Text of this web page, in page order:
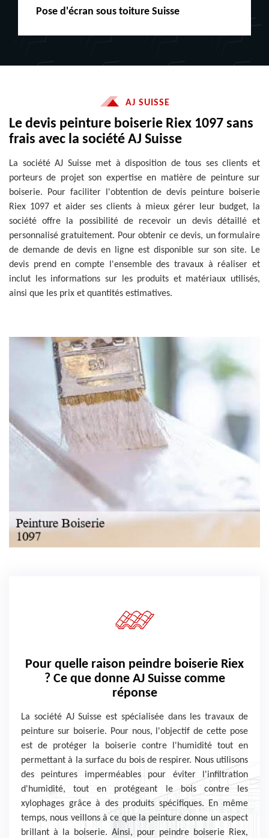
Peinture boiserie LE
AJ SUISSE
Le devis peinture boiserie Riex 1097 sans
frais avec la société AJ Suisse
La société AJ Suisse met à disposition de tous ses clients et
porteurs de projet son expertise en matière de peinture sur
boiserie. Pour faciliter l'obtention de devis peinture boiserie
Riex 1097 et aider ses clients à mieux gérer leur budget, la
société offre la possibilité de recevoir un devis détaillé et
personnalisé gratuitement. Pour obtenir ce devis, un formulaire
de demande de devis en ligne est disponible sur son site. Le
devis prend en compte l'ensemble des travaux à réaliser et
inclut les informations sur les produits et matériaux utilisés,
ainsi que les prix et quantités estimatives.
Pour quelle raison peindre boiserie Riex
? Ce que donne AJ Suisse comme
réponse
La société AJ Suisse est spécialisée dans les travaux de
peinture sur boiserie. Pour nous, l'objectif de cette pose
est de protéger la boiserie contre l'humidité tout en
permettant à la surface du bois de respirer. Nous utilisons
des peintures imperméables pour éviter l'infiltration
d'humidité, tout en protégeant le bois contre les
xylophages grâce à des produits spécifiques. En même
temps, nous veillons à ce que la peinture donne un aspect
brillant à la boiserie. Ainsi, pour peindre boiserie Riex,